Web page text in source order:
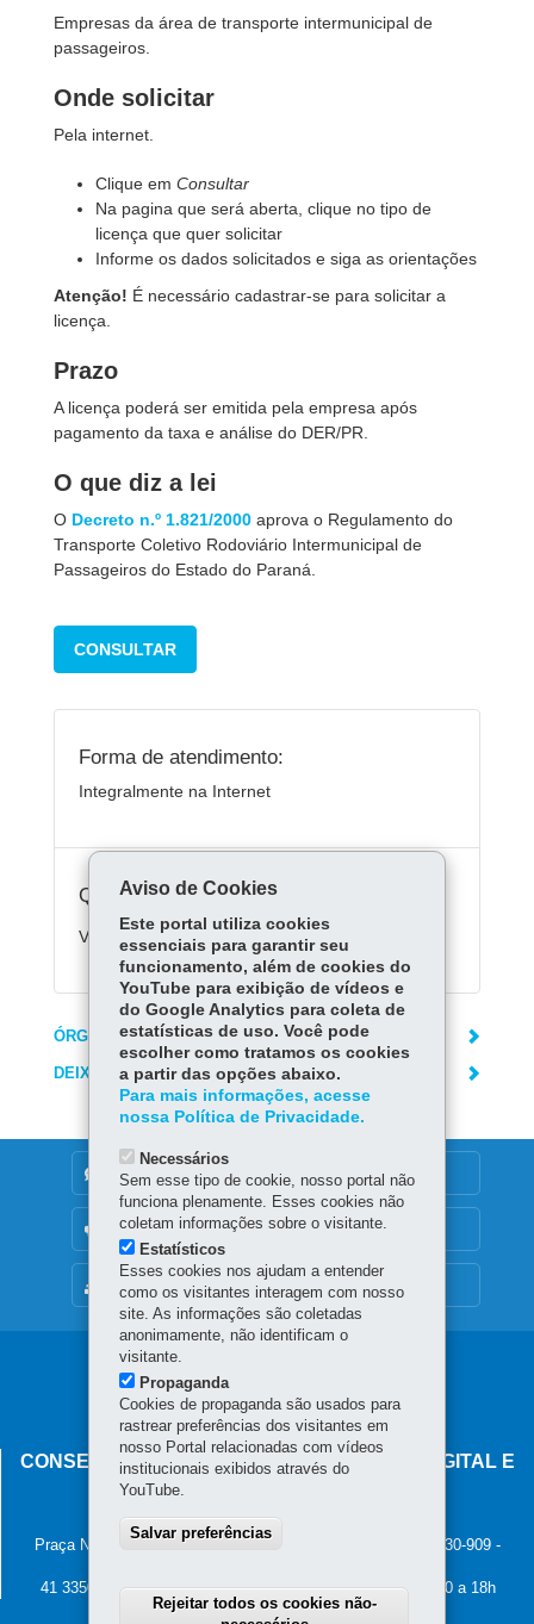
Empresas da área de transporte intermunicipal de
passageiros.
Onde solicitar
Pela internet.
Clique em Consultar
Na pagina que será aberta, clique no tipo de
licença que quer solicitar
Informe os dados solicitados e siga as orientações
Atenção! É necessário cadastrar-se para solicitar a
licença.
Prazo
A licença poderá ser emitida pela empresa após
pagamento da taxa e análise do DER/PR.
O que diz a lei
O Decreto n.º 1.821/2000 aprova o Regulamento do
Transporte Coletivo Rodoviário Intermunicipal de
Passageiros do Estado do Paraná.
CONSULTAR
Forma de atendimento:
Integralmente na Internet
Quanto custa:
Variável
ÓRGÃO RESPONSÁVEL
DEIXE SUA OPINIÃO
MAPA DO SITE
DENUNCIE CORRUPÇÃO
OUVIDORIA
Navegação
principal
CONSELHO ESTADUAL DE GOVERNANÇA DIGITAL E
SEGURANÇA DA INFORMAÇÃO
Palácio Iguaçu
Praça Nossa Senhora de Salette, s/n - Centro Cívico
80.530-909 -
41 3350-2400 - Horário de atendimento: 8h30 a 12h e 13h30 a 18h
Aviso de Cookies
Este portal utiliza cookies
essenciais para garantir seu
funcionamento, além de cookies do
YouTube para exibição de vídeos e
do Google Analytics para coleta de
estatísticas de uso. Você pode
escolher como tratamos os cookies
a partir das opções abaixo.
Para mais informações, acesse
nossa Política de Privacidade.
Necessários
Sem esse tipo de cookie, nosso portal não
funciona plenamente. Esses cookies não
coletam informações sobre o visitante.
Estatísticos
Esses cookies nos ajudam a entender
como os visitantes interagem com nosso
site. As informações são coletadas
anonimamente, não identificam o
visitante.
Propaganda
Cookies de propaganda são usados para
rastrear preferências dos visitantes em
nosso Portal relacionadas com vídeos
institucionais exibidos através do
YouTube.
Salvar preferências
Rejeitar todos os cookies não-